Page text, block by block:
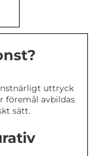
uttryck
föremål avbildas
sätt.